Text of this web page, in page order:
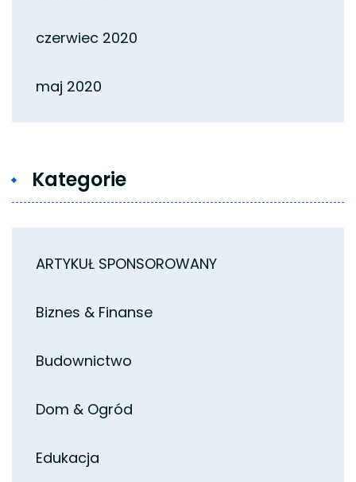
czerwiec 2020
maj 2020
Kategorie
ARTYKUŁ SPONSOROWANY
Biznes & Finanse
Budownictwo
Dom & Ogród
Edukacja